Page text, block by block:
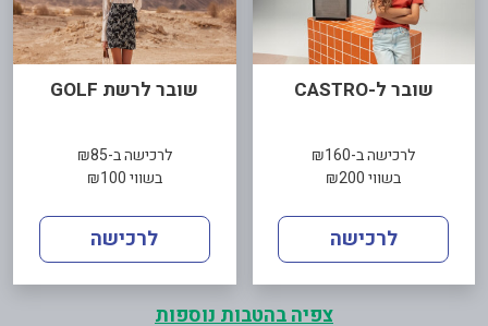
שובר ל-CASTRO
לרכישה ב-₪160
בשווי ₪200
לרכישה
שובר לרשת GOLF
לרכישה ב-₪85
בשווי ₪100
לרכישה
צפיה בהטבות נוספות